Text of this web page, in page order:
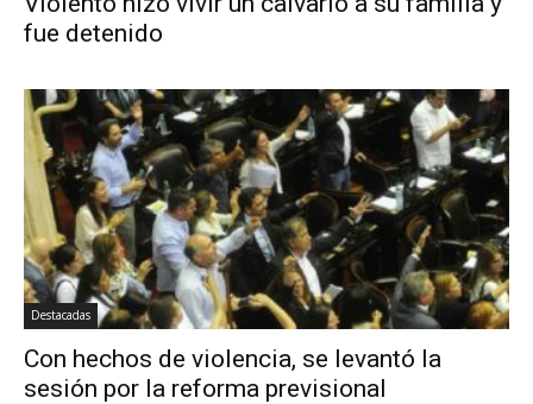
fue detenido
Destacadas
Con hechos de violencia, se levantó la
sesión por la reforma previsional